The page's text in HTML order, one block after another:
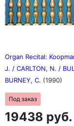
Organ Recital:
J. / CARLTON, N. /
BURNEY, C. (1990)
Под заказ
19438 руб.